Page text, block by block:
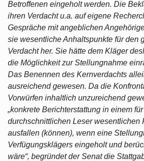
Betroffenen eingeholt werden. Die
ihren Verdacht u.a. auf eigene
Gespräche mit angeblichen
sie wesentliche Anhaltspunkte für den
Verdacht her. Sie hätte dem Kläger
die Möglichkeit zur Stellungnahme
Das Benennen des Kernverdachts
ausreichend gewesen. Da die
Vorwürfen inhaltlich unzureichend
„konkrete Berichterstattung in einem
durchschnittlichen Leser wesentlichen
ausfallen (können), wenn eine
Verfügungsklägers eingeholt und
wäre“, begründet der Senat die